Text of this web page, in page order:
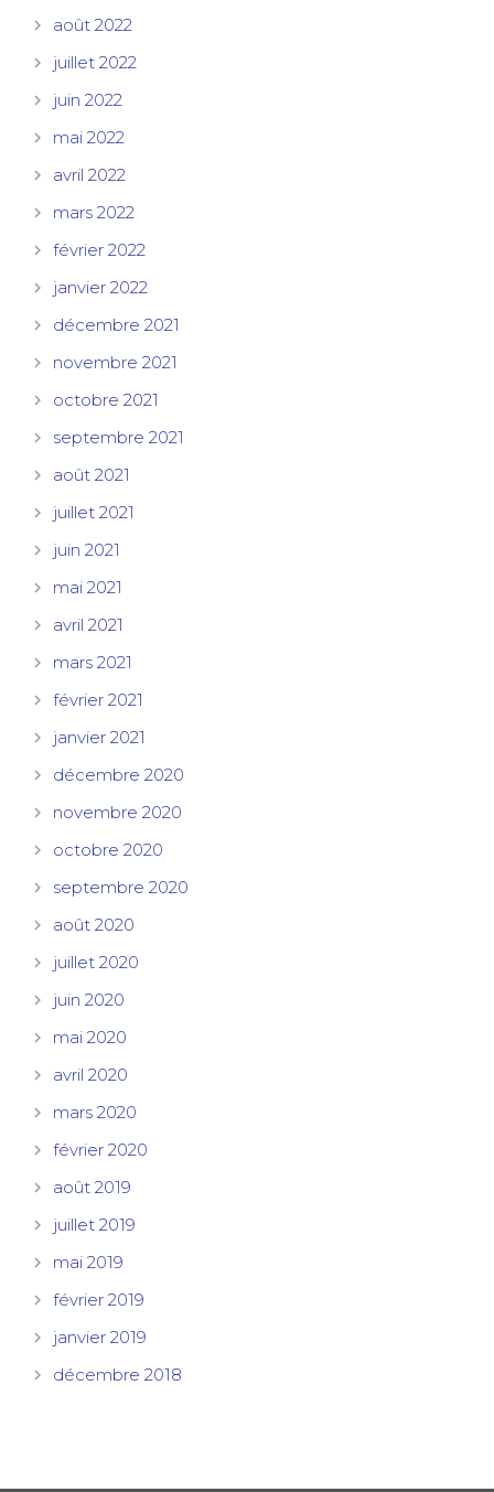
août 2022
juillet 2022
juin 2022
mai 2022
avril 2022
mars 2022
février 2022
janvier 2022
décembre 2021
novembre 2021
octobre 2021
septembre 2021
août 2021
juillet 2021
juin 2021
mai 2021
avril 2021
mars 2021
février 2021
janvier 2021
décembre 2020
novembre 2020
octobre 2020
septembre 2020
août 2020
juillet 2020
juin 2020
mai 2020
avril 2020
mars 2020
février 2020
août 2019
juillet 2019
mai 2019
février 2019
janvier 2019
décembre 2018